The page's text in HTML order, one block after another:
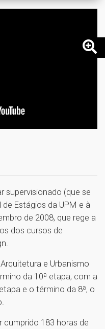
supervisionado (que se
Estágios da UPM e à
de 2008, que rege a
dos cursos de
e Urbanismo
da 10ª etapa, com a
e o término da 8ª, o
cumprido 183 horas de